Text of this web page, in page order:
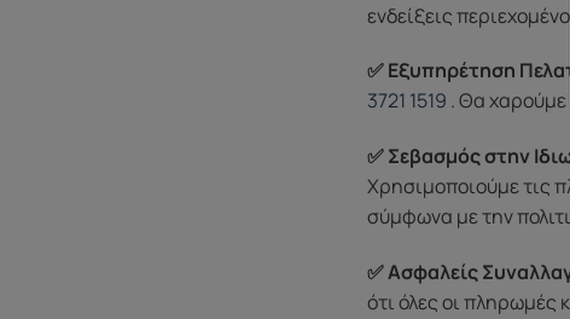
ενδείξεις
✅ Εξυπηρέτηση
3721 1519 . Θα χαρούμε
✅ Σεβασμός στην
Χρησιμοποιούμε τις
σύμφωνα με την
✅ Ασφαλείς
ότι όλες οι